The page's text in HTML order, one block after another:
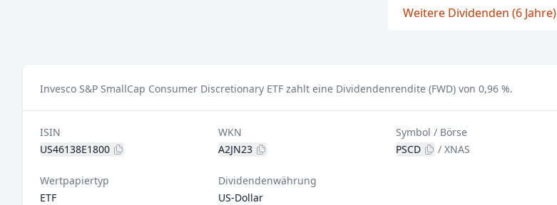
Weitere Dividenden (6 Jahre)
Invesco S&P SmallCap Consumer Discretionary ETF zahlt eine Dividendenrendite (FWD) von 0,96 %.
ISIN
US46138E1800
WKN
A2JN23
Symbol / Börse
PSCD
/XNAS
Wertpapiertyp
ETF
Dividendenwährung
US-Dollar